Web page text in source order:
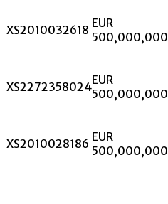
XS2010032618 EUR
500,000,000
XS2272358024EUR
500,000,000
XS2010028186 EUR
500,000,000